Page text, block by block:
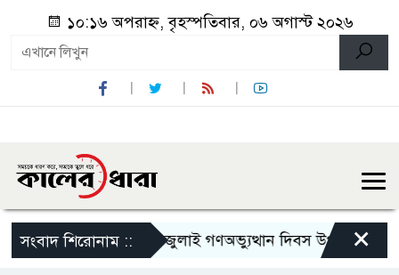
১০:১৬ অপরাহ্ন, বৃহস্পতিবার, ০৬ অগাস্ট ২০২৬
সংবাদ শিরোনাম ::
হেনস্থার অভিযোগ জুলাই গণঅভ্যুত্থান দিবস উপলক্ষে ×